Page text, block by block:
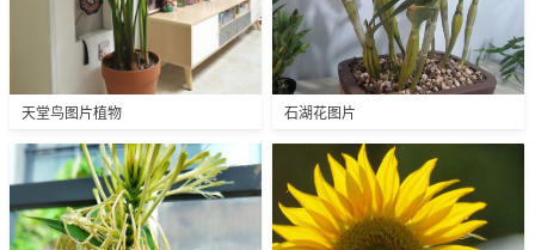
天堂鸟图片植物 石湖花图片